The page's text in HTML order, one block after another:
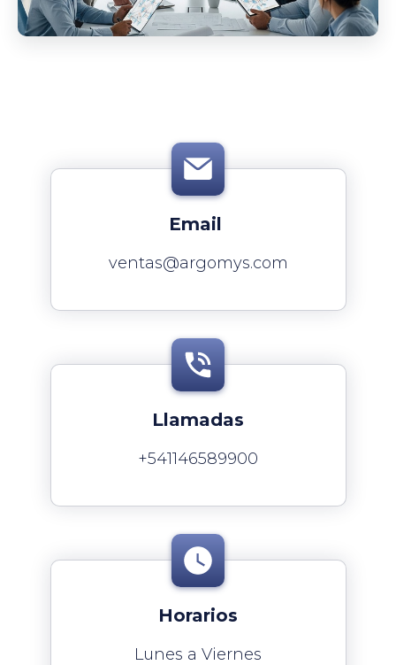
Email
ventas@argomys.com
Llamadas
+541146589900
Horarios
Lunes a Viernes